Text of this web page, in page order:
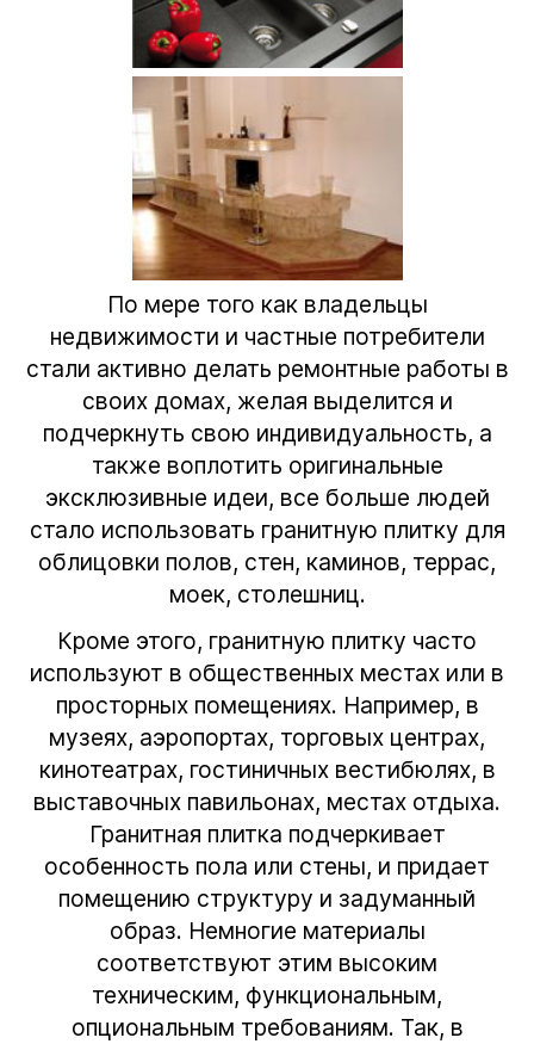
По мере того как владельцы
недвижимости и частные потребители
стали активно делать ремонтные работы в
своих домах, желая выделится и
подчеркнуть свою индивидуальность, а
также воплотить оригинальные
эксклюзивные идеи, все больше людей
стало использовать гранитную плитку для
облицовки полов, стен, каминов, террас,
моек, столешниц.
Кроме этого, гранитную плитку часто
используют в общественных местах или в
просторных помещениях. Например, в
музеях, аэропортах, торговых центрах,
кинотеатрах, гостиничных вестибюлях, в
выставочных павильонах, местах отдыха.
Гранитная плитка подчеркивает
особенность пола или стены, и придает
помещению структуру и задуманный
образ. Немногие материалы
соответствуют этим высоким
техническим, функциональным,
опциональным требованиям. Так, в